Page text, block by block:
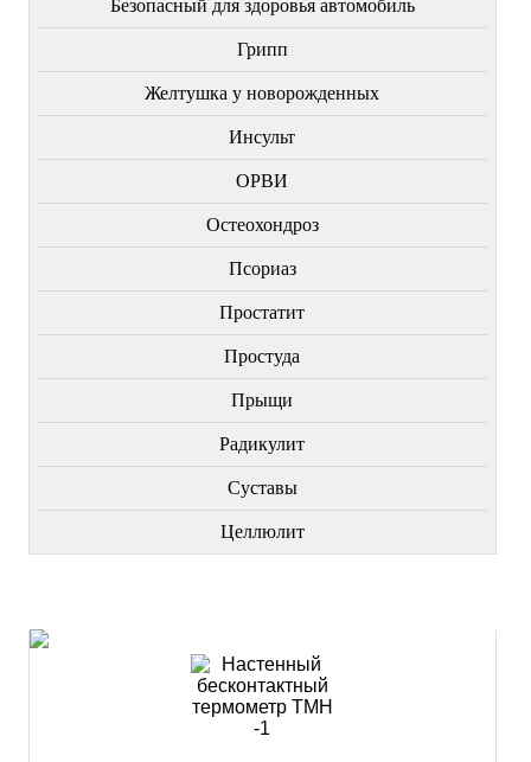
Безопасный для здоровья автомобиль
Грипп
Желтушка у новорожденных
Инсульт
ОРВИ
Остеохондроз
Пcориаз
Простатит
Простуда
Прыщи
Радикулит
Суставы
Целлюлит